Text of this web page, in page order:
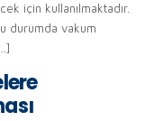
için kullanılmaktadır.
durumda vakum